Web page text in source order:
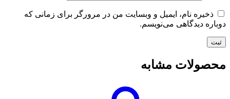
ذخیره نام، ایمیل و وبسایت من در مرورگر برای زمانی که
دوباره دیدگاهی می‌نویسم.
محصولات مشابه